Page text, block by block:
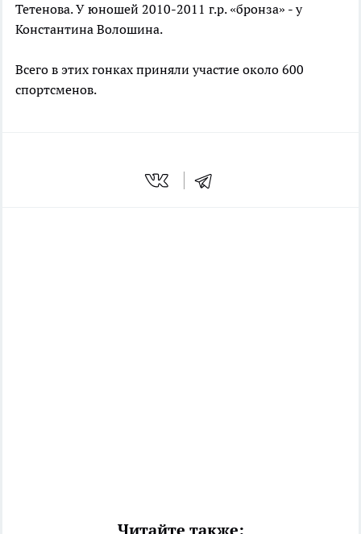
Тетенова. У юношей 2010-2011 г.р. «бронза» - у
Константина Волошина.
Всего в этих гонках приняли участие около 600
спортсменов.
Читайте также: